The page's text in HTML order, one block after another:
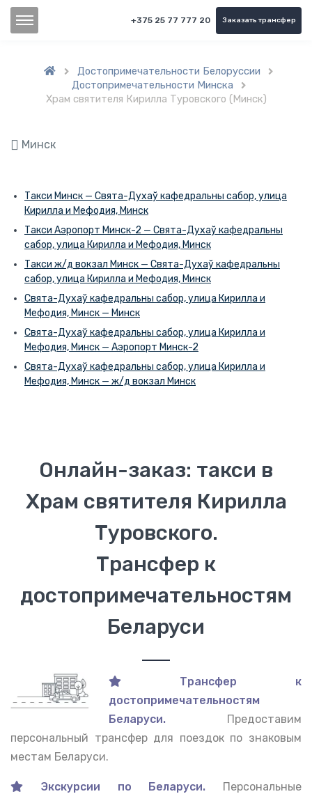
+375 25 77 777 20 Заказать трансфер
 Достопримечательности Белоруссии 
Достопримечательности Минска 
Храм святителя Кирилла Туровского (Минск)
Минск
Такси Минск — Свята-Духаў кафедральны сабор, улица
Кирилла и Мефодия, Минск
Такси Аэропорт Минск-2 — Свята-Духаў кафедральны
сабор, улица Кирилла и Мефодия, Минск
Такси ж/д вокзал Минск — Свята-Духаў кафедральны
сабор, улица Кирилла и Мефодия, Минск
Свята-Духаў кафедральны сабор, улица Кирилла и
Мефодия, Минск — Минск
Свята-Духаў кафедральны сабор, улица Кирилла и
Мефодия, Минск — Аэропорт Минск-2
Свята-Духаў кафедральны сабор, улица Кирилла и
Мефодия, Минск — ж/д вокзал Минск
Онлайн-заказ: такси в
Храм святителя Кирилла
Туровского.
Трансфер к
достопримечательностям
Беларуси
Трансфер к
достопримечательностям
Беларуси. Предоставим
персональный трансфер для поездок по знаковым
местам Беларуси.
Экскурсии по Беларуси. Персональные